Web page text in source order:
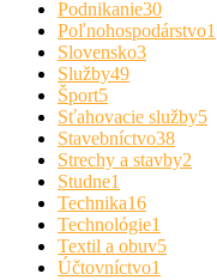
Podnikanie30
Poľnohospodárstvo1
Slovensko3
Služby49
Šport5
Sťahovacie služby5
Stavebníctvo38
Strechy a stavby2
Studne1
Technika16
Technológie1
Textil a obuv5
Účtovníctvo1